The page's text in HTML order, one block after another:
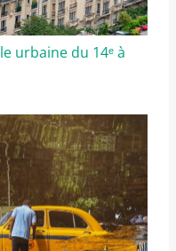
urbaine du 14ᵉ à